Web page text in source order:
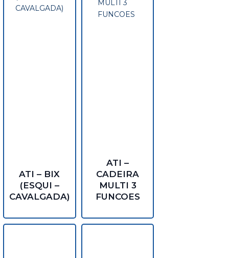
ATI – BIX
(ESQUI –
CAVALGADA)
ATI –
CADEIRA
MULTI 3
FUNCOES